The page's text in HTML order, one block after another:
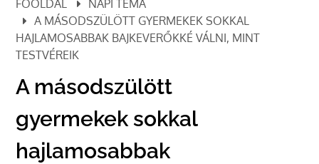
FŐOLDAL
NAPI TÉMA
A MÁSODSZÜLÖTT GYERMEKEK SOKKAL
HAJLAMOSABBAK BAJKEVERŐKKÉ VÁLNI, MINT
TESTVÉREIK
A másodszülött
gyermekek sokkal
hajlamosabbak